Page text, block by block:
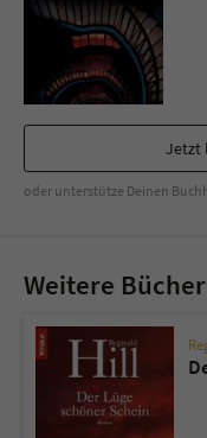
Jetzt
oder unterstütze Deinen
Weitere